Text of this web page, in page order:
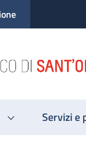
Servizi e